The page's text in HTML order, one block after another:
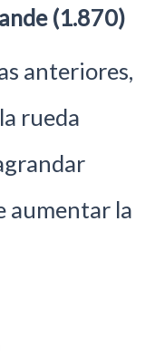
(1.870)
anteriores,
rueda
aumentar la